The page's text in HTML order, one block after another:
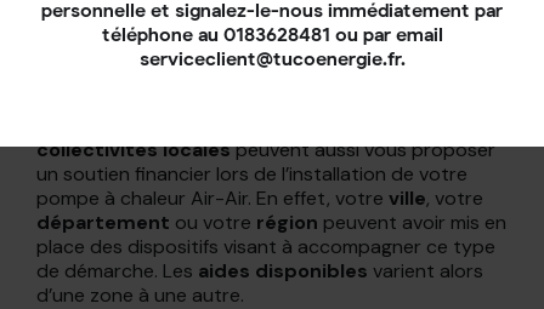
Les aides des collectivités
locales pour une PAC Air-Air
collectivités localespeuvent aussi vous proposer
un soutien financier lors de l’installation de votre
pompe à chaleur Air-Air. En effet, votre ville, votre
département ou votre région peuvent avoir mis en
place des dispositifs visant à accompagner ce type
de démarche. Les aides disponibles varient alors
d’une zone à une autre.
personnelle et signalez-le-nous immédiatement par
téléphone au 0183628481 ou par email
serviceclient@tucoenergie.fr.